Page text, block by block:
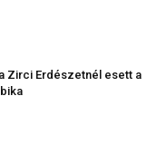
Zirci Erdészetnél esett a